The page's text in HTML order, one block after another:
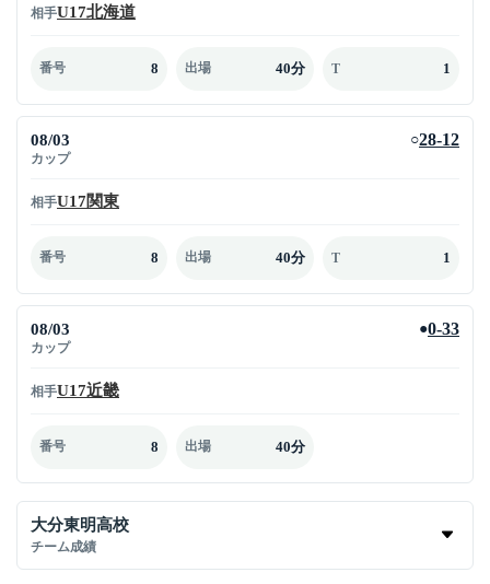
相手U17北海道
番号 8 出場 40分 T 1
08/03
カップ
○28-12
相手U17関東
番号 8 出場 40分 T 1
08/03
カップ
●0-33
相手U17近畿
番号 8 出場 40分
大分東明高校
チーム成績